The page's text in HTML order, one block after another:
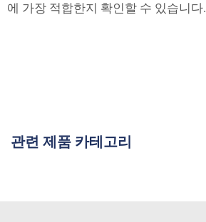
에 가장 적합한지 확인할 수 있습니다.
관련 제품 카테고리